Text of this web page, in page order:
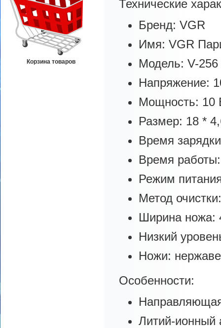
Корзина товаров
Технические
Бренд: VGR
Имя: VGR
Модель: V-256
Напряжение:
Мощность: 10
Размер: 18 *
Время
Время
Режим
Метод
Ширина ножа:
Низкий
Ножи:
Особенности:
Литий-ионный